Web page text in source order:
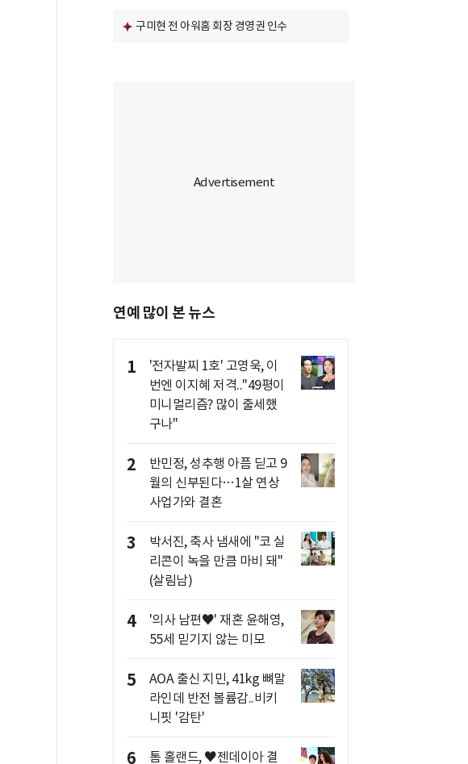
구미현 전 아워홈 회장 경영권 인수
연예 많이 본 뉴스
1
'전자발찌 1호' 고영욱, 이
번엔 이지혜 저격.."49평이
미니멀리즘? 많이 출세했
구나"
2
반민정, 성추행 아픔 딛고 9
월의 신부된다…1살 연상
사업가와 결혼
3
박서진, 축사 냄새에 "코 실
리콘이 녹을 만큼 마비 돼"
(살림남)
4
'의사 남편♥' 재혼 윤해영,
55세 믿기지 않는 미모
5
AOA 출신 지민, 41kg 뼈말
라인데 반전 볼륨감..비키
니핏 '감탄'
6 톰 홀랜드, ♥︎젠데이아 결